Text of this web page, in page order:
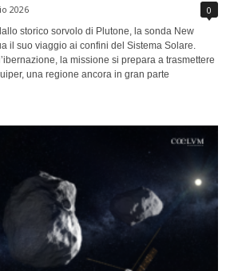
2026 0
storico sorvolo di Plutone, la sonda New
il suo viaggio ai confini del Sistema Solare.
la missione si prepara a trasmettere
una regione ancora in gran parte